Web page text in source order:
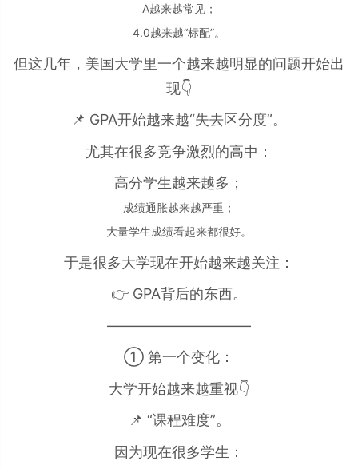
A越来越常见；
4.0越来越“标配”。
但这几年，美国大学里一个越来越明显的问题开始出
现👇
📌 GPA开始越来越“失去区分度”。
尤其在很多竞争激烈的高中：
高分学生越来越多；
成绩通胀越来越严重；
大量学生成绩看起来都很好。
于是很多大学现在开始越来越关注：
👉 GPA背后的东西。
——————————
① 第一个变化：
大学开始越来越重视👇
📌 “课程难度”。
因为现在很多学生：